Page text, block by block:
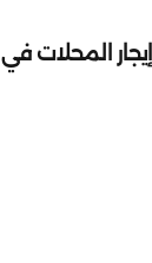
المحلات في